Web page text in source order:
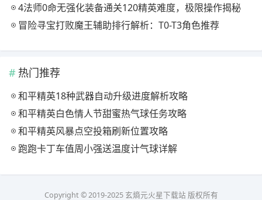
4法师0命无强化装备通关120精英难度，极限操作揭秘
冒险寻宝打败魔王辅助排行解析：T0-T3角色推荐
热门推荐
和平精英18种武器自动升级进度解析攻略
和平精英白色情人节甜蜜热气球任务攻略
和平精英风暴点空投箱刷新位置攻略
跑跑卡丁车值周小强送温度计气球详解
Copyright © 2019-2025 玄熵元火星下载站 版权所有